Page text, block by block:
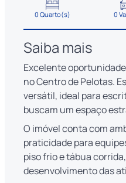
0 Quarto(s) 0
Saiba mais
Excelente
no Centro de Pelotas.
versátil, ideal para
buscam um espaço
O imóvel conta com
praticidade para
piso frio e tábua
desenvolvimento das